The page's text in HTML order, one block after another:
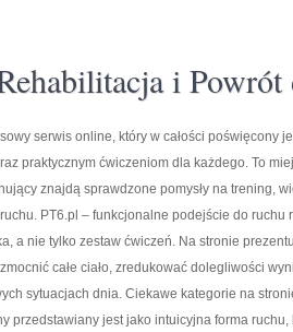
i Powrót
serwis online, który w całości poświęcony
praktycznym ćwiczeniom dla każdego. To
znajdą sprawdzone pomysły na trening,
PT6.pl – funkcjonalne podejście do ruchu
a nie tylko zestaw ćwiczeń. Na stronie
całe ciało, zredukować dolegliwości
sytuacjach dnia. Ciekawe kategorie na
przedstawiany jest jako intuicyjna forma ruchu,